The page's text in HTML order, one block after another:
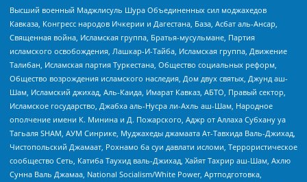
Высший военный Маджлисуль Шура Объединенных сил моджахедов
Кавказа, Конгресс народов Ичкерии и Дагестана, База, Асбат аль-Ансар,
Священная война, Исламская группа, Братья-мусульмане, Партия
исламского освобождения, Лашкар-И-Тайба, Исламская группа, Движение
Талибан, Исламская партия Туркестана, Общество социальных реформ,
Общество возрождения исламского наследия, Дом двух святых, Джунд аш-
Шам, Исламский джихад, Аль-Каида, Имарат Кавказ, АБТО, Правый сектор,
Исламское государство, Джабха аль-Нусра ли-Ахль аш-Шам, Народное
ополчение имени К. Минина и Д. Пожарского, Аджр от Аллаха Субхану уа
Тагьаля SHAM, АУМ Синрике, Муджахеды джамаата Ат-Тавхида Валь-Джихад,
Чистопольский Джамаат, Рохнамо ба суи давлати исломи, Террористическое
сообщество Сеть, Катиба Таухид валь-Джихад, Хайят Тахрир аш-Шам, Ахлю
Сунна Валь Джамаа, National Socialism/White Power, Артподготовка,